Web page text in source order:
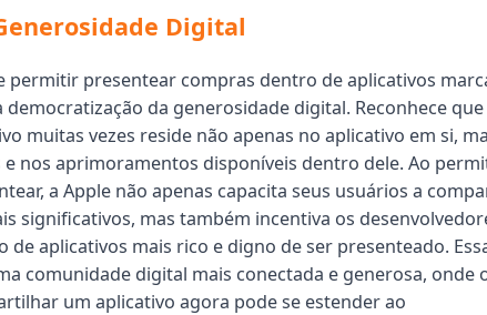
Digital
permitir presentear compras dentro de aplicativos
da generosidade digital. Reconhece
muitas vezes reside não apenas no aplicativo em si,
nos aprimoramentos disponíveis dentro dele. Ao
a Apple não apenas capacita seus usuários a
significativos, mas também incentiva os
aplicativos mais rico e digno de ser presenteado.
comunidade digital mais conectada e generosa, onde
um aplicativo agora pode se estender ao